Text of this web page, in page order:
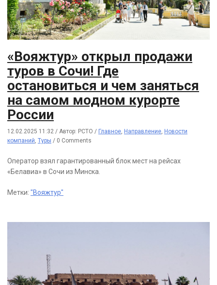
«Вояжтур» открыл продажи
туров в Сочи! Где
остановиться и чем заняться
на самом модном курорте
России
12.02.2025 11:32 / Автор: РСТО / Главное, Направление, Новости
компаний, Туры / 0 Comments
Оператор взял гарантированный блок мест на рейсах
«Белавиа» в Сочи из Минска.
Метки: "Вояжтур"